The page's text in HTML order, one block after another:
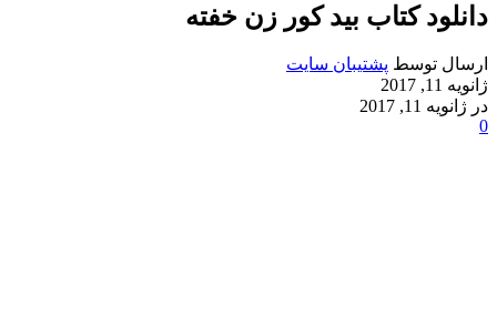
دانلود کتاب بید کور زن خفته
ارسال توسط پشتیبان سایت
ژانویه 11, 2017
در ژانویه 11, 2017
0